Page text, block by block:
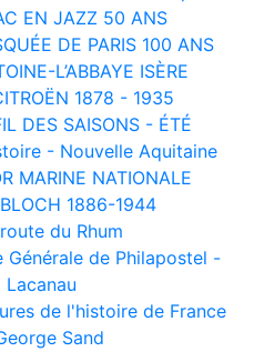
EN JAZZ 50 ANS
DE PARIS 100 ANS
L’ABBAYE ISÈRE
1878 - 1935
DES SAISONS - ÉTÉ
- Nouvelle Aquitaine
MARINE NATIONALE
1886-1944
du Rhum
Générale de Philapostel -
Lacanau
de l'histoire de France
Sand